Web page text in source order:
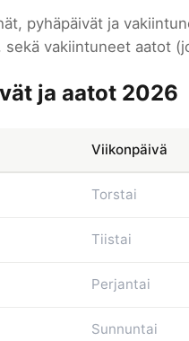
pyhäpäivät ja
sekä vakiintuneet aatot
ja aatot 2026
Viikonpäivä
Torstai
Tiistai
Perjantai
Sunnuntai